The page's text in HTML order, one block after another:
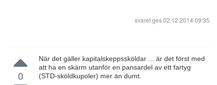
svaret ges02.12.2014 09:35
0
När det gäller kapitalskeppssköldar ... är det först med
att ha en skärm utanför en pansardel av ett fartyg
(STD-sköldkupoler) mer än dumt.